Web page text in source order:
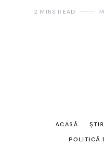
2 MINS READ
ACASĂ
POLITICĂ